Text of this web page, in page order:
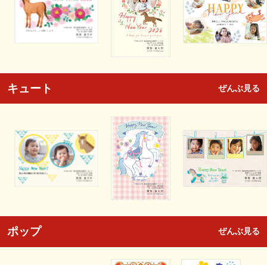
キュート ぜんぶ見る
ポップ ぜんぶ見る